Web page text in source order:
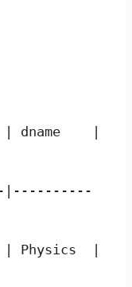
| dname    |
|----------
Physics  |